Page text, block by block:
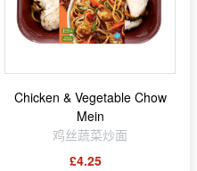
Chicken & Vegetable Chow
Mein
鸡丝蔬菜炒面
£4.25